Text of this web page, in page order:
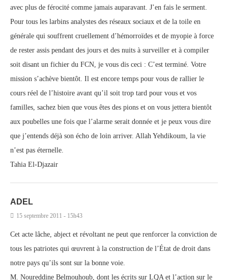
avec plus de férocité comme jamais auparavant. J’en fais le serment.
Pour tous les larbins analystes des réseaux sociaux et de la toile en
générale qui souffrent cruellement d’hémorroïdes et de myopie à force
de rester assis pendant des jours et des nuits à surveiller et à compiler
soit disant un fichier du FCN, je vous dis ceci : C’est terminé. Votre
mission s’achève bientôt. Il est encore temps pour vous de rallier le
cours réel de l’histoire avant qu’il soit trop tard pour vous et vos
familles, sachez bien que vous êtes des pions et on vous jettera bientôt
aux poubelles une fois que l’alarme serait donnée et je peux vous dire
que j’entends déjà son écho de loin arriver. Allah Yehdikoum, la vie
n’est pas éternelle.
Tahia El-Djazair
ADEL
15 septembre 2011 - 15h43
Cet acte lâche, abject et révoltant ne peut que renforcer la conviction de
tous les patriotes qui œuvrent à la construction de l’État de droit dans
notre pays qu’ils sont sur la bonne voie.
M. Noureddine Belmouhoub, dont les écrits sur LQA et l’action sur le